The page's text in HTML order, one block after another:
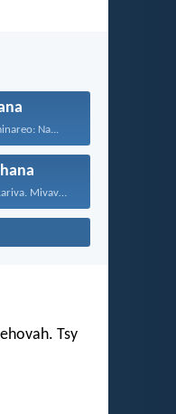
Na...
Mifalia mandrakariva. Mivavaha, ka...
Tsy